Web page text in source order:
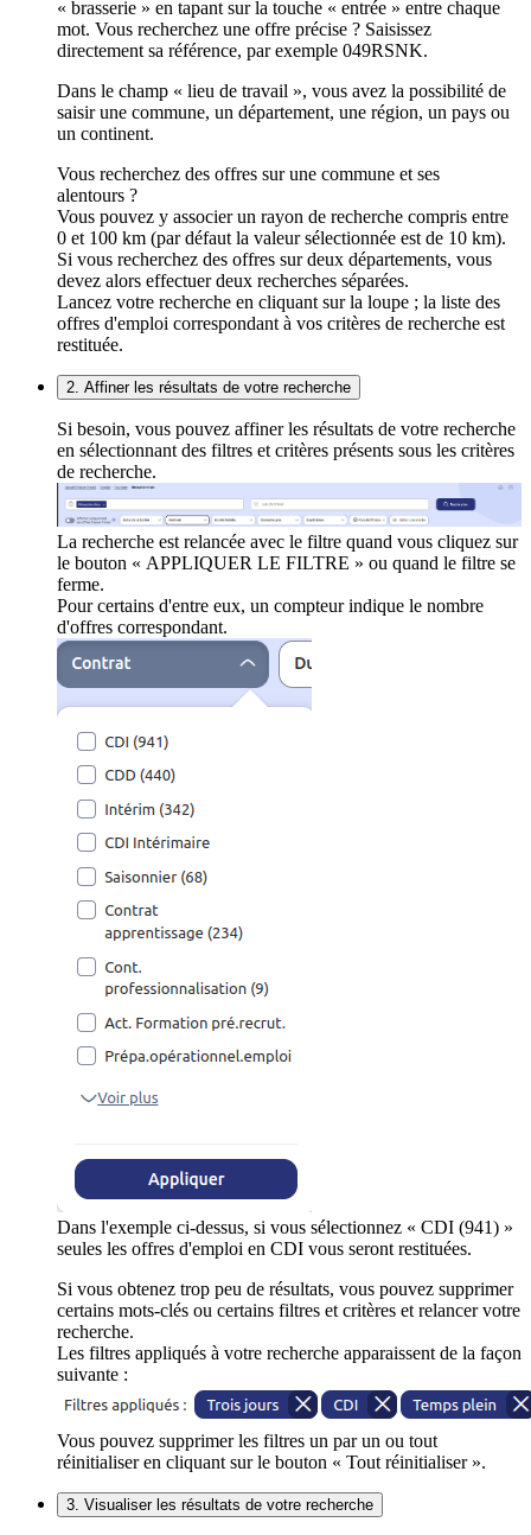
« brasserie » en tapant sur la touche « entrée » entre chaque
mot. Vous recherchez une offre précise ? Saisissez
directement sa référence, par exemple 049RSNK.
Dans le champ « lieu de travail », vous avez la possibilité de
saisir une commune, un département, une région, un pays ou
un continent.
Vous recherchez des offres sur une commune et ses
alentours ?
Vous pouvez y associer un rayon de recherche compris entre
0 et 100 km (par défaut la valeur sélectionnée est de 10 km).
Si vous recherchez des offres sur deux départements, vous
devez alors effectuer deux recherches séparées.
Lancez votre recherche en cliquant sur la loupe ; la liste des
offres d'emploi correspondant à vos critères de recherche est
restituée.
2. Affiner les résultats de votre recherche
Si besoin, vous pouvez affiner les résultats de votre recherche
en sélectionnant des filtres et critères présents sous les critères
de recherche.
La recherche est relancée avec le filtre quand vous cliquez sur
le bouton « APPLIQUER LE FILTRE » ou quand le filtre se
ferme.
Pour certains d'entre eux, un compteur indique le nombre
d'offres correspondant.
Dans l'exemple ci-dessus, si vous sélectionnez « CDI (941) »
seules les offres d'emploi en CDI vous seront restituées.
Si vous obtenez trop peu de résultats, vous pouvez supprimer
certains mots-clés ou certains filtres et critères et relancer votre
recherche.
Les filtres appliqués à votre recherche apparaissent de la façon
suivante :
Vous pouvez supprimer les filtres un par un ou tout
réinitialiser en cliquant sur le bouton « Tout réinitialiser ».
3. Visualiser les résultats de votre recherche